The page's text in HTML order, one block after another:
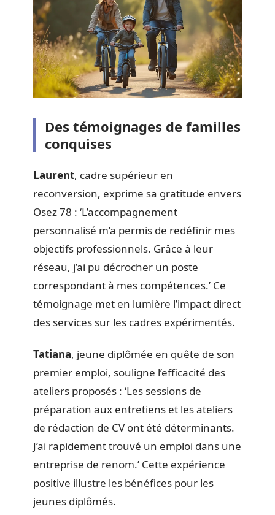
Des témoignages de familles
conquises
Laurent, cadre supérieur en
reconversion, exprime sa gratitude envers
Osez 78 : ‘L’accompagnement
personnalisé m’a permis de redéfinir mes
objectifs professionnels. Grâce à leur
réseau, j’ai pu décrocher un poste
correspondant à mes compétences.’ Ce
témoignage met en lumière l’impact direct
des services sur les cadres expérimentés.
Tatiana, jeune diplômée en quête de son
premier emploi, souligne l’efficacité des
ateliers proposés : ‘Les sessions de
préparation aux entretiens et les ateliers
de rédaction de CV ont été déterminants.
J’ai rapidement trouvé un emploi dans une
entreprise de renom.’ Cette expérience
positive illustre les bénéfices pour les
jeunes diplômés.